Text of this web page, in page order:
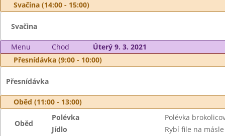
Svačina (14:00 - 15:00)
Svačina
Menu Chod
Úterý 9. 3. 2021
Přesnídávka (9:00 - 10:00)
Přesnídávka
Oběd (11:00 - 13:00)
Oběd
Polévka
Polévka
Jídlo
Rybí file na másle